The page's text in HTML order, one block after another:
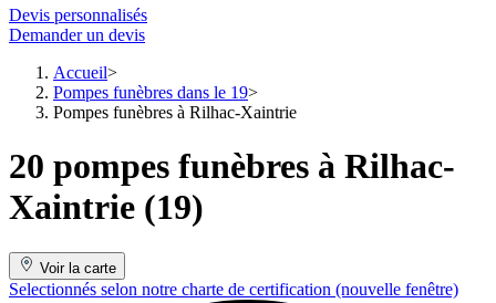
Devis personnalisés
Demander un devis
Accueil
Pompes funèbres dans le 19
Pompes funèbres à Rilhac-Xaintrie
20 pompes funèbres à Rilhac-
Xaintrie (19)
Voir la carte
Selectionnés selon notre charte de certification (nouvelle fenêtre)